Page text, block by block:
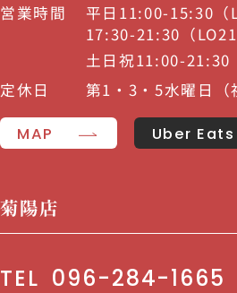
営業時間
平日11:00-15:30（
17:30-21:30（
土日祝11:00-21:30
定休日
第1・3・5水曜日（
MAP Uber Eats
菊陽店
TEL 096-284-1665